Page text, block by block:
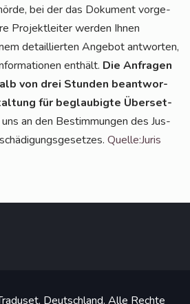
bei der das Doku­ment vor­ge­
Pro­jekt­lei­ter wer­den Ihnen
detail­lier­ten Ange­bot ant­wor­ten,
ent­hält. Die Anfra­gen
von drei Stun­den beant­wor­
für beglau­big­te Über­set­
an den Bestim­mun­gen des Jus­
Quelle:Juris
Deutschland. Alle Rechte